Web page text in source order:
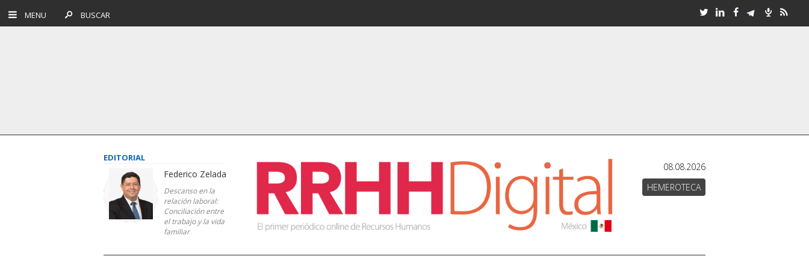
MENU BUSCAR
EDITORIAL
Federico Zelada
Descanso en la
relación laboral:
Conciliación entre
el trabajo y la vida
familiar
08.08.2026
HEMEROTECA